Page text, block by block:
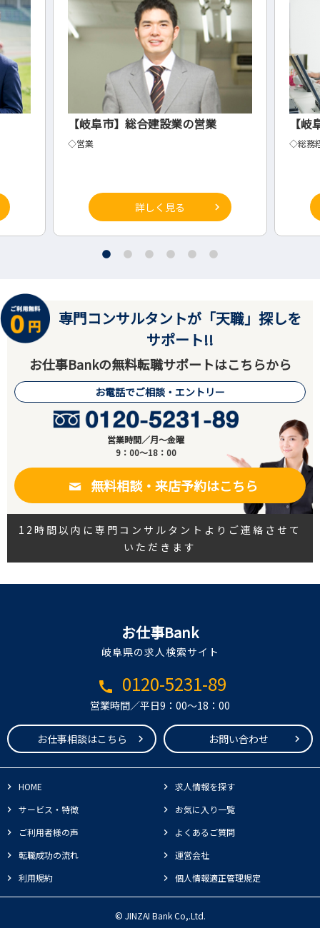
【岐阜市】総合建設業の営業
◇営業
詳しく見る
【
◇総務
専門コンサルタントが「天職」探しを
サポート!!
お仕事Bankの無料転職サポートはこちらから
お電話でご相談・エントリー
営業時間／月～金曜
9：00～18：00
無料相談・来店予約はこちら
12時間以内に専門コンサルタントよりご連絡させて
いただきます
お仕事Bank
岐阜県の求人検索サイト
call 0120-5231-89
営業時間／平日9：00～18：00
お仕事相談はこちら お問い合わせ
HOME
求人情報を探す
サービス・特徴
お気に入り一覧
ご利用者様の声
よくあるご質問
転職成功の流れ
運営会社
利用規約
個人情報適正管理規定
© JINZAI Bank Co,.Ltd.